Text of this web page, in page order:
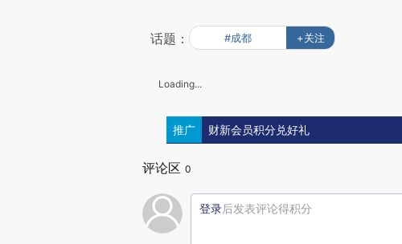
话题： #成都 +关注
Loading...
推广 财新会员积分兑好礼
评论区 0
登录后发表评论得积分